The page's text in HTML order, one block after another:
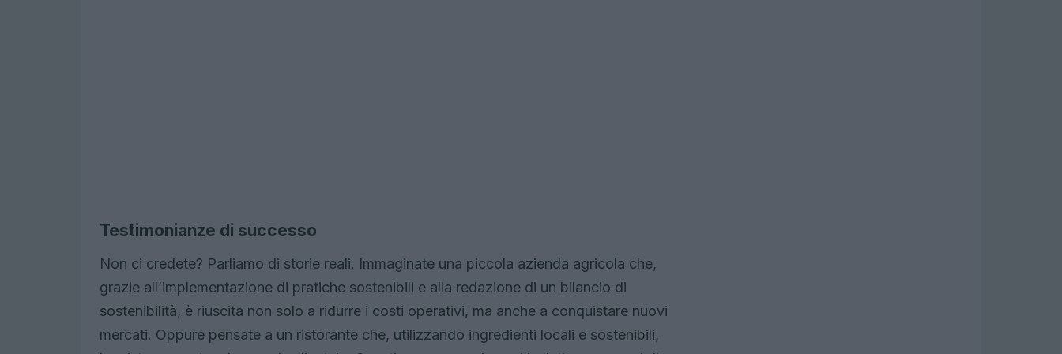
Testimonianze di successo
Non ci credete? Parliamo di storie reali. Immaginate una piccola azienda agricola che,
grazie all’implementazione di pratiche sostenibili e alla redazione di un bilancio di
sostenibilità, è riuscita non solo a ridurre i costi operativi, ma anche a conquistare nuovi
mercati. Oppure pensate a un ristorante che, utilizzando ingredienti locali e sostenibili,